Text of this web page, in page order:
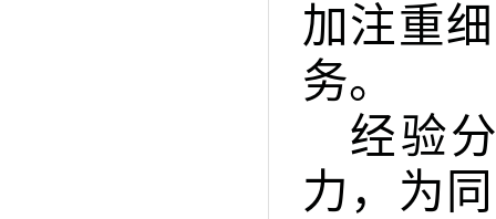
加注重
务。
经验
力，为